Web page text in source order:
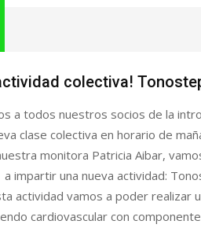
colectiva!
a todos nuestros socios de la
clase colectiva en horario de
monitora Patricia Aibar,
impartir una nueva actividad:
actividad vamos a poder realizar
cardiovascular con